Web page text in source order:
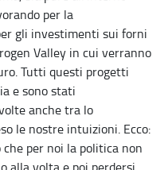
per la
gli investimenti sui forni
Valley in cui verranno
Tutti questi progetti
e sono stati
anche tra lo
le nostre intuizioni. Ecco:
per noi la politica non